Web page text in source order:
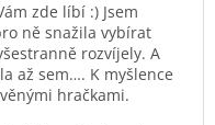
zde líbí :) Jsem
ně snažila vybírat
rozvíjely. A
až sem…. K myšlence
hračkami.